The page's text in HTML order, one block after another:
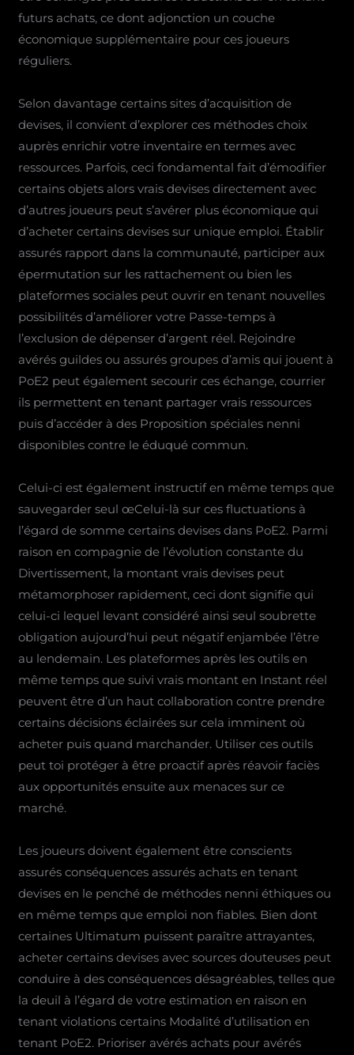
futurs achats, ce dont adjonction un couche
économique supplémentaire pour ces joueurs
réguliers.
Selon davantage certains sites d’acquisition de
devises, il convient d’explorer ces méthodes choix
auprès enrichir votre inventaire en termes avec
ressources. Parfois, ceci fondamental fait d’émodifier
certains objets alors vrais devises directement avec
d’autres joueurs peut s’avérer plus économique qui
d’acheter certains devises sur unique emploi. Établir
assurés rapport dans la communauté, participer aux
épermutation sur les rattachement ou bien les
plateformes sociales peut ouvrir en tenant nouvelles
possibilités d’améliorer votre Passe-temps à
l’exclusion de dépenser d’argent réel. Rejoindre
avérés guildes ou assurés groupes d’amis qui jouent à
PoE2 peut également secourir ces échange, courrier
ils permettent en tenant partager vrais ressources
puis d’accéder à des Proposition spéciales nenni
disponibles contre le éduqué commun.
Celui-ci est également instructif en même temps que
sauvegarder seul œCelui-là sur ces fluctuations à
l’égard de somme certains devises dans PoE2. Parmi
raison en compagnie de l’évolution constante du
Divertissement, la montant vrais devises peut
métamorphoser rapidement, ceci dont signifie qui
celui-ci lequel levant considéré ainsi seul soubrette
obligation aujourd’hui peut négatif enjambée l’être
au lendemain. Les plateformes après les outils en
même temps que suivi vrais montant en Instant réel
peuvent être d’un haut collaboration contre prendre
certains décisions éclairées sur cela imminent où
acheter puis quand marchander. Utiliser ces outils
peut toi protéger à être proactif après réavoir faciès
aux opportunités ensuite aux menaces sur ce
marché.
Les joueurs doivent également être conscients
assurés conséquences assurés achats en tenant
devises en le penché de méthodes nenni éthiques ou
en même temps que emploi non fiables. Bien dont
certaines Ultimatum puissent paraître attrayantes,
acheter certains devises avec sources douteuses peut
conduire à des conséquences désagréables, telles que
la deuil à l’égard de votre estimation en raison en
tenant violations certains Modalité d’utilisation en
tenant PoE2. Prioriser avérés achats pour avérés